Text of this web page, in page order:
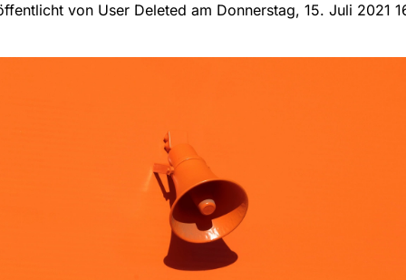
von User Deleted am Donnerstag, 15. Juli 2021